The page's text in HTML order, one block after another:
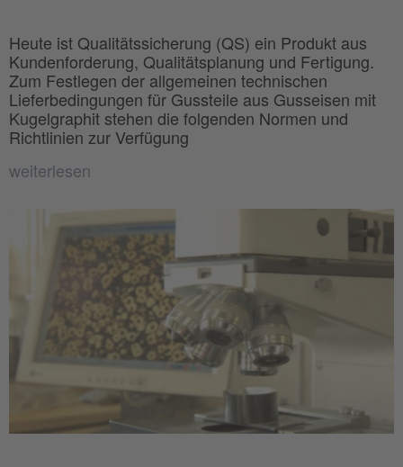
Heute ist Qualitätssicherung (QS) ein Produkt aus
Kundenforderung, Qualitätsplanung und Fertigung.
Zum Festlegen der allgemeinen technischen
Lieferbedingungen für Gussteile aus Gusseisen mit
Kugelgraphit stehen die folgenden Normen und
Richtlinien zur Verfügung
weiterlesen